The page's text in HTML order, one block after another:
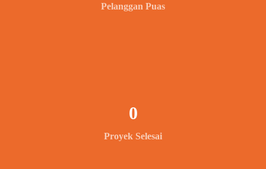
Pelanggan Puas
Proyek Selesai
0